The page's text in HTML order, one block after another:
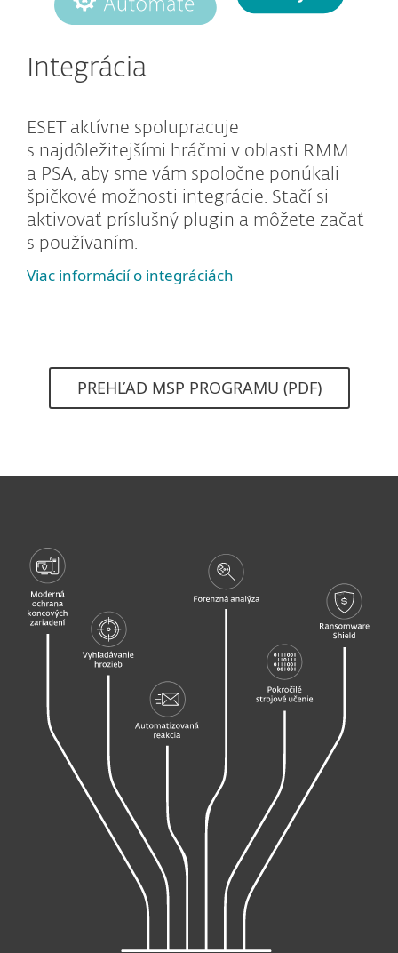
Integrácia
ESET aktívne spolupracuje
s najdôležitejšími hráčmi v oblasti RMM
a PSA, aby sme vám spoločne ponúkali
špičkové možnosti integrácie. Stačí si
aktivovať príslušný plugin a môžete začať
s používaním.
Viac informácií o integráciách
PREHĽAD MSP PROGRAMU (PDF)